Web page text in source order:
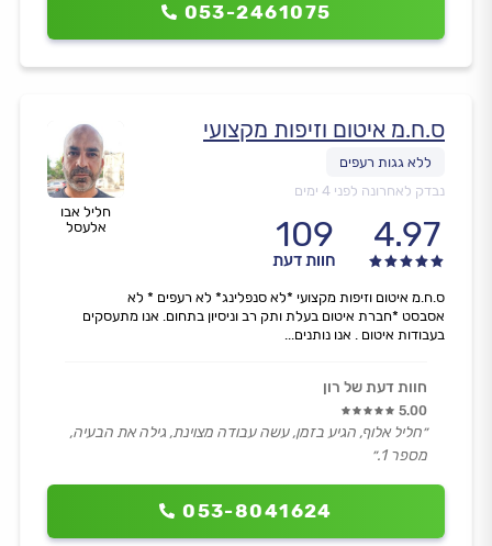
053-2461075
חליל אבו
אלעסל
ס.ח.מ איטום וזיפות מקצועי
נבדק לאחרונה לפני 4 ימים
4.97
109
חוות דעת
053-8041624
ס.ח.מ איטום וזיפות מקצועי *לא סנפלינג* לא רעפים * לא
אסבסט *חברת איטום בעלת ותק רב וניסיון בתחום. אנו מתעסקים
בעבודות איטום . אנו נותנים...
חוות דעת של רון
5.00
״חליל אלוף, הגיע בזמן, עשה עבודה מצוינת, גילה את הבעיה,
מספר 1.״